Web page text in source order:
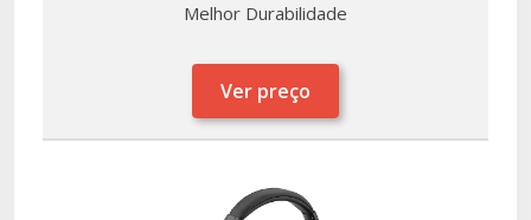
Melhor Durabilidade
Ver preço